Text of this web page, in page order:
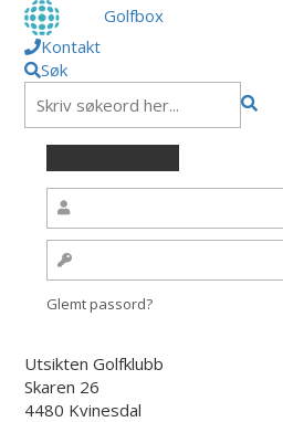
Golfbox
Kontakt
Søk
Glemt passord?
Utsikten Golfklubb
Skaren 26
4480 Kvinesdal